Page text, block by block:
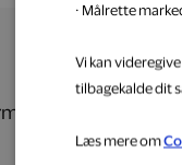
· Målrette
Vi kan
tilbagekalde dit
Læs mere om